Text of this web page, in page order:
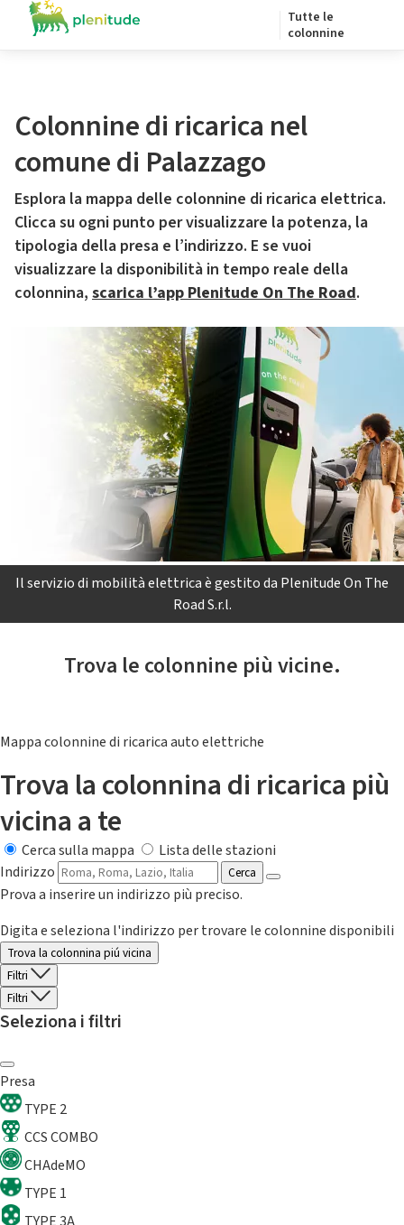
Tutte le
colonnine
Colonnine di ricarica nel
comune di Palazzago
Esplora la mappa delle colonnine di ricarica elettrica.
Clicca su ogni punto per visualizzare la potenza, la
tipologia della presa e l’indirizzo. E se vuoi
visualizzare la disponibilità in tempo reale della
colonnina, scarica l’app Plenitude On The Road.
Il servizio di mobilità elettrica è gestito da Plenitude On The
Road S.r.l.
Trova le colonnine più vicine.
Mappa colonnine di ricarica auto elettriche
Trova la colonnina di ricarica più
vicina a te
Cerca sulla mappa
Lista delle stazioni
Indirizzo
Cerca
Prova a inserire un indirizzo più preciso.
Digita e seleziona l'indirizzo per trovare le colonnine disponibili
Trova la colonnina piú vicina
Filtri
Filtri
Seleziona i filtri
Presa
TYPE 2
CCS COMBO
CHAdeMO
TYPE 1